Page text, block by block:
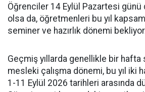
Öğrenciler 14 Eylül Pazartesi günü
olsa da, öğretmenleri bu yıl
seminer ve hazırlık dönemi
Geçmiş yıllarda genellikle bir hafta
mesleki çalışma dönemi, bu yıl iki
1-11 Eylül 2026 tarihleri arasında